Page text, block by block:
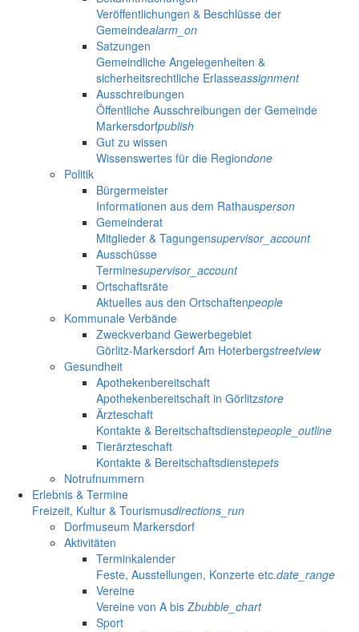
Veröffentlichungen & Beschlüsse der
Gemeindealarm_on
Satzungen
Gemeindliche Angelegenheiten &
sicherheitsrechtliche Erlasseassignment
Ausschreibungen
Öffentliche Ausschreibungen der Gemeinde
Markersdorfpublish
Gut zu wissen
Wissenswertes für die Regiondone
Politik
Bürgermeister
Informationen aus dem Rathausperson
Gemeinderat
Mitglieder & Tagungensupervisor_account
Ausschüsse
Terminesupervisor_account
Ortschaftsräte
Aktuelles aus den Ortschaftenpeople
Kommunale Verbände
Zweckverband Gewerbegebiet
Görlitz-Markersdorf Am Hoterbergstreetview
Gesundheit
Apothekenbereitschaft
Apothekenbereitschaft in Görlitzstore
Ärzteschaft
Kontakte & Bereitschaftsdienstepeople_outline
Tierärzteschaft
Kontakte & Bereitschaftsdienstepets
Notrufnummern
Erlebnis & Termine
Freizeit, Kultur & Tourismusdirections_run
Dorfmuseum Markersdorf
Aktivitäten
Terminkalender
Feste, Ausstellungen, Konzerte etc.date_range
Vereine
Vereine von A bis Zbubble_chart
Sport